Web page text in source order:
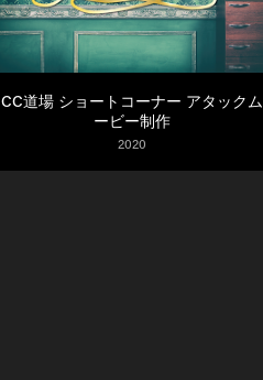
CC道場 ショートコーナー アタックム
ービー制作
2020